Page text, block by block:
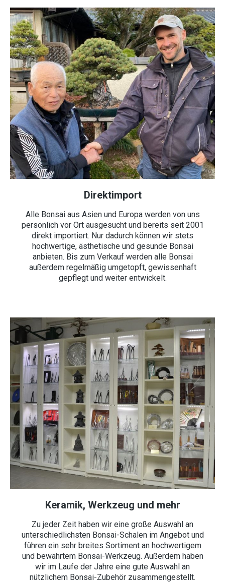
Direktimport
Alle Bonsai aus Asien und Europa werden von uns
persönlich vor Ort ausgesucht und bereits seit 2001
direkt importiert. Nur dadurch können wir stets
hochwertige, ästhetische und gesunde Bonsai
anbieten. Bis zum Verkauf werden alle Bonsai
außerdem regelmäßig umgetopft, gewissenhaft
gepflegt und weiter entwickelt.
Keramik, Werkzeug und mehr
Zu jeder Zeit haben wir eine große Auswahl an
unterschiedlichsten Bonsai-Schalen im Angebot und
führen ein sehr breites Sortiment an hochwertigem
und bewährtem Bonsai-Werkzeug. Außerdem haben
wir im Laufe der Jahre eine gute Auswahl an
nützlichem Bonsai-Zubehör zusammengestellt.